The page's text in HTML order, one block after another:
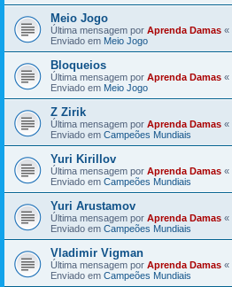
Meio Jogo
Última mensagem por Aprenda Damas «
Enviado em Meio Jogo
Bloqueios
Última mensagem por Aprenda Damas «
Enviado em Meio Jogo
Z Zirik
Última mensagem por Aprenda Damas «
Enviado em Campeões Mundiais
Yuri Kirillov
Última mensagem por Aprenda Damas «
Enviado em Campeões Mundiais
Yuri Arustamov
Última mensagem por Aprenda Damas «
Enviado em Campeões Mundiais
Vladimir Vigman
Última mensagem por Aprenda Damas «
Enviado em Campeões Mundiais